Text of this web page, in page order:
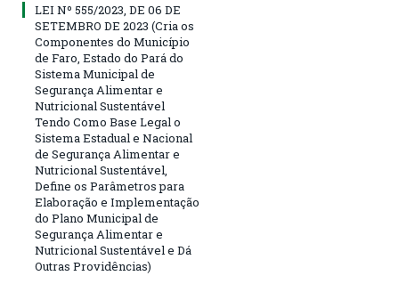
LEI Nº 555/2023, DE 06 DE
SETEMBRO DE 2023 (Cria os
Componentes do Município
de Faro, Estado do Pará do
Sistema Municipal de
Segurança Alimentar e
Nutricional Sustentável
Tendo Como Base Legal o
Sistema Estadual e Nacional
de Segurança Alimentar e
Nutricional Sustentável,
Define os Parâmetros para
Elaboração e Implementação
do Plano Municipal de
Segurança Alimentar e
Nutricional Sustentável e Dá
Outras Providências)